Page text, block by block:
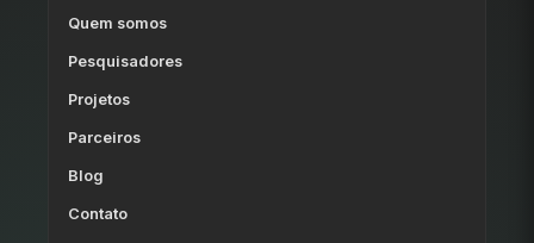
Quem somos
Pesquisadores
Projetos
Parceiros
Blog
Contato